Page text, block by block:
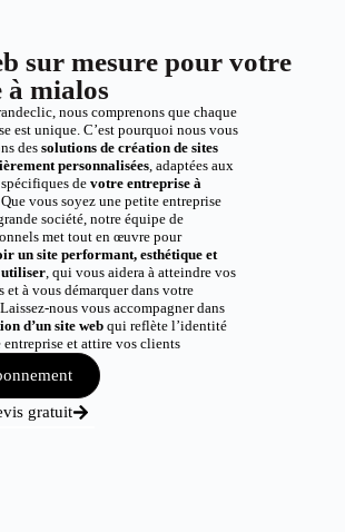
sur mesure pour votre
à mialos
nous comprenons que chaque
est unique. C’est pourquoi nous vous
dessolutions de création de sites
personnalisées, adaptées aux
devotre entreprise à
vous soyez une petite entreprise
société, notre équipe de
met tout en œuvre pour
un site performant, esthétique et
, qui vous aidera à atteindre vos
et à vous démarquer dans votre
nous vous accompagner dans
d’un site webqui reflète l’identité
entreprise et attire vos clients
gratuit